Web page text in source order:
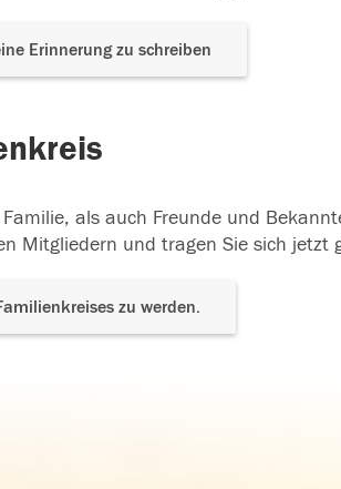
Erinnerung zu schreiben
als auch Freunde und
Mitgliedern und tragen Sie sich jetzt
zu werden.